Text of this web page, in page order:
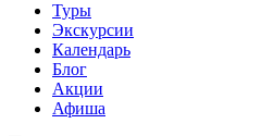
Туры
Экскурсии
Календарь
Блог
Акции
Афиша